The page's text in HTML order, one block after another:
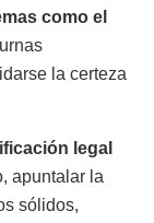
como el
la certeza
legal
apuntalar la
sólidos,